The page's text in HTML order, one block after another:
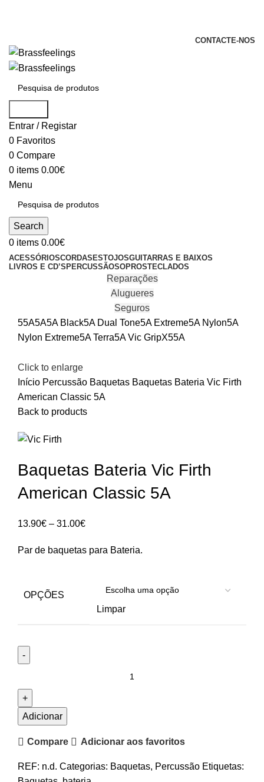
CONTACTE-NOS
Entrar / Registar
0 Favoritos
0 Compare
0 items 0.00€
Menu
Search
0 items 0.00€
ACESSÓRIOSCORDAS ESTOJOSGUITARRAS E BAIXOS
LIVROS E CD’S PERCUSSÃOSOPROSTECLADOS
Reparações
Alugueres
Seguros
55A5A5A Black5A Dual Tone5A Extreme5A Nylon5A
Nylon Extreme5A Terra5A Vic GripX55A
Click to enlarge
Início Percussão Baquetas Baquetas Bateria Vic Firth
American Classic 5A
Back to products
Baquetas Bateria Vic Firth
American Classic 5A
13.90€ – 31.00€Price
13.90€
Par de baquetas para Bateria.
OPÇÕES
Limpar
Baquetas
Bateria
Firth
Adicionar
Compare Adicionar aos favoritos
REF: n.d. Categorias: Baquetas, Percussão Etiquetas: